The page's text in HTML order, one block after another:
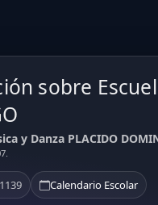
sobre
y Danza PLACIDO
Calendario Escolar